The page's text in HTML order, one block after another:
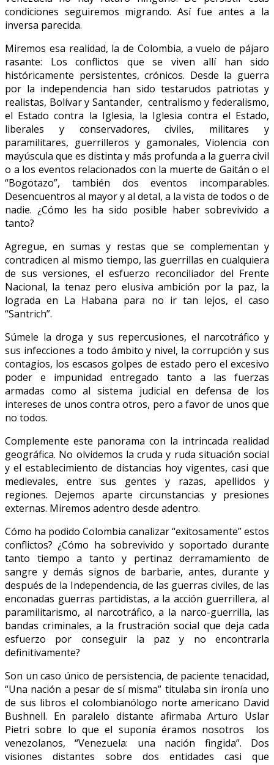
condiciones seguiremos migrando. Así fue antes a la
inversa parecida.
Miremos esa realidad, la de Colombia, a vuelo de pájaro
rasante: Los conflictos que se viven allí han sido
históricamente persistentes, crónicos. Desde la guerra
por la independencia han sido testarudos patriotas y
realistas, Bolívar y Santander, centralismo y federalismo,
el Estado contra la Iglesia, la Iglesia contra el Estado,
liberales y conservadores, civiles, militares y
paramilitares, guerrilleros y gamonales, Violencia con
mayúscula que es distinta y más profunda a la guerra civil
o a los eventos relacionados con la muerte de Gaitán o el
“Bogotazo”, también dos eventos incomparables.
Desencuentros al mayor y al detal, a la vista de todos o de
nadie. ¿Cómo les ha sido posible haber sobrevivido a
tanto?
Agregue, en sumas y restas que se complementan y
contradicen al mismo tiempo, las guerrillas en cualquiera
de sus versiones, el esfuerzo reconciliador del Frente
Nacional, la tenaz pero elusiva ambición por la paz, la
lograda en La Habana para no ir tan lejos, el caso
“Santrich”.
Súmele la droga y sus repercusiones, el narcotráfico y
sus infecciones a todo ámbito y nivel, la corrupción y sus
contagios, los escasos golpes de estado pero el excesivo
poder e impunidad entregado tanto a las fuerzas
armadas como al sistema judicial en defensa de los
intereses de unos contra otros, pero a favor de unos que
no todos.
Complemente este panorama con la intrincada realidad
geográfica. No olvidemos la cruda y ruda situación social
y el establecimiento de distancias hoy vigentes, casi que
medievales, entre sus gentes y razas, apellidos y
regiones. Dejemos aparte circunstancias y presiones
externas. Miremos adentro desde adentro.
Cómo ha podido Colombia canalizar “exitosamente” estos
conflictos? ¿Cómo ha sobrevivido y soportado durante
tanto tiempo a tanto y pertinaz derramamiento de
sangre y demás signos de barbarie, antes, durante y
después de la Independencia, de las guerras civiles, de las
enconadas guerras partidistas, a la acción guerrillera, al
paramilitarismo, al narcotráfico, a la narco-guerrilla, las
bandas criminales, a la frustración social que deja cada
esfuerzo por conseguir la paz y no encontrarla
definitivamente?
Son un caso único de persistencia, de paciente tenacidad,
“Una nación a pesar de sí misma” titulaba sin ironía uno
de sus libros el colombianólogo norte americano David
Bushnell. En paralelo distante afirmaba Arturo Uslar
Pietri sobre lo que el suponía éramos nosotros los
venezolanos, “Venezuela: una nación fingida”. Dos
visiones distantes sobre dos entidades casi que